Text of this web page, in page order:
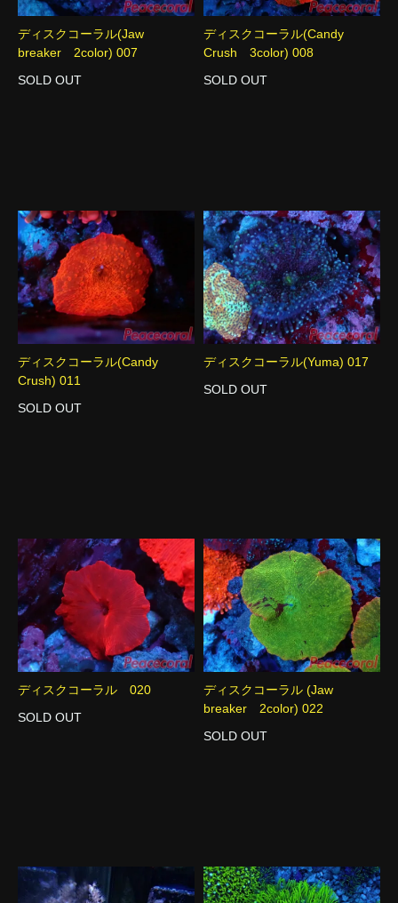
ディスクコーラル(Jaw
breaker 2color) 007
SOLD OUT
ディスクコーラル(Candy
Crush 3color) 008
SOLD OUT
ディスクコーラル(Candy
Crush) 011
SOLD OUT
ディスクコーラル(Yuma) 017
SOLD OUT
ディスクコーラル 020
SOLD OUT
ディスクコーラル (Jaw
breaker 2color) 022
SOLD OUT